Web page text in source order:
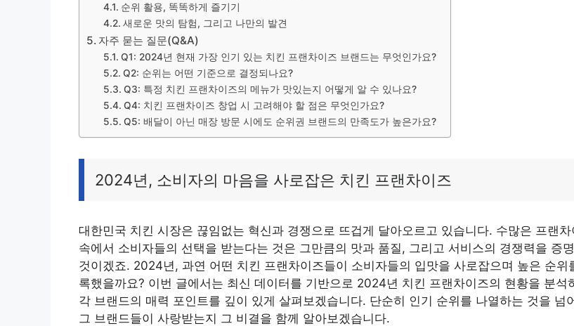
순위 활용, 똑똑하게 즐기기
새로운 맛의 탐험, 그리고 나만의 발견
자주 묻는 질문(Q&A)
Q1: 2024년 현재 가장 인기 있는 치킨 프랜차이즈 브랜드는 무엇인가요?
Q2: 순위는 어떤 기준으로 결정되나요?
Q3: 특정 치킨 프랜차이즈의 메뉴가 맛있는지 어떻게 알 수 있나요?
Q4: 치킨 프랜차이즈 창업 시 고려해야 할 점은 무엇인가요?
Q5: 배달이 아닌 매장 방문 시에도 순위권 브랜드의 만족도가 높은가요?
2024년, 소비자의 마음을 사로잡은 치킨 프랜차이즈
대한민국 치킨 시장은 끊임없는 혁신과 경쟁으로 뜨겁게 달아오르고 있습니다. 수많은 프랜차
속에서 소비자들의 선택을 받는다는 것은 그만큼의 맛과 품질, 그리고 서비스의 경쟁력을 증
것이겠죠. 2024년, 과연 어떤 치킨 프랜차이즈들이 소비자들의 입맛을 사로잡으며 높은 순위
록했을까요? 이번 글에서는 최신 데이터를 기반으로 2024년 치킨 프랜차이즈의 현황을 분석
각 브랜드의 매력 포인트를 깊이 있게 살펴보겠습니다. 단순히 인기 순위를 나열하는 것을 넘
그 브랜드들이 사랑받는지 그 비결을 함께 알아보겠습니다.